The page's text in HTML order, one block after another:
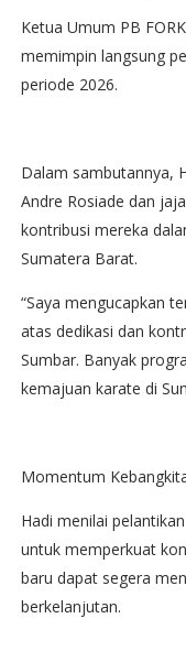
Ketua Umum PB
memimpin langsung
periode 2026.
Dalam sambutannya,
Andre Rosiade dan
kontribusi mereka
Sumatera Barat.
“Saya mengucapkan
atas dedikasi dan
Sumbar. Banyak
kemajuan karate di
Momentum
Hadi menilai
untuk memperkuat
baru dapat segera
berkelanjutan.